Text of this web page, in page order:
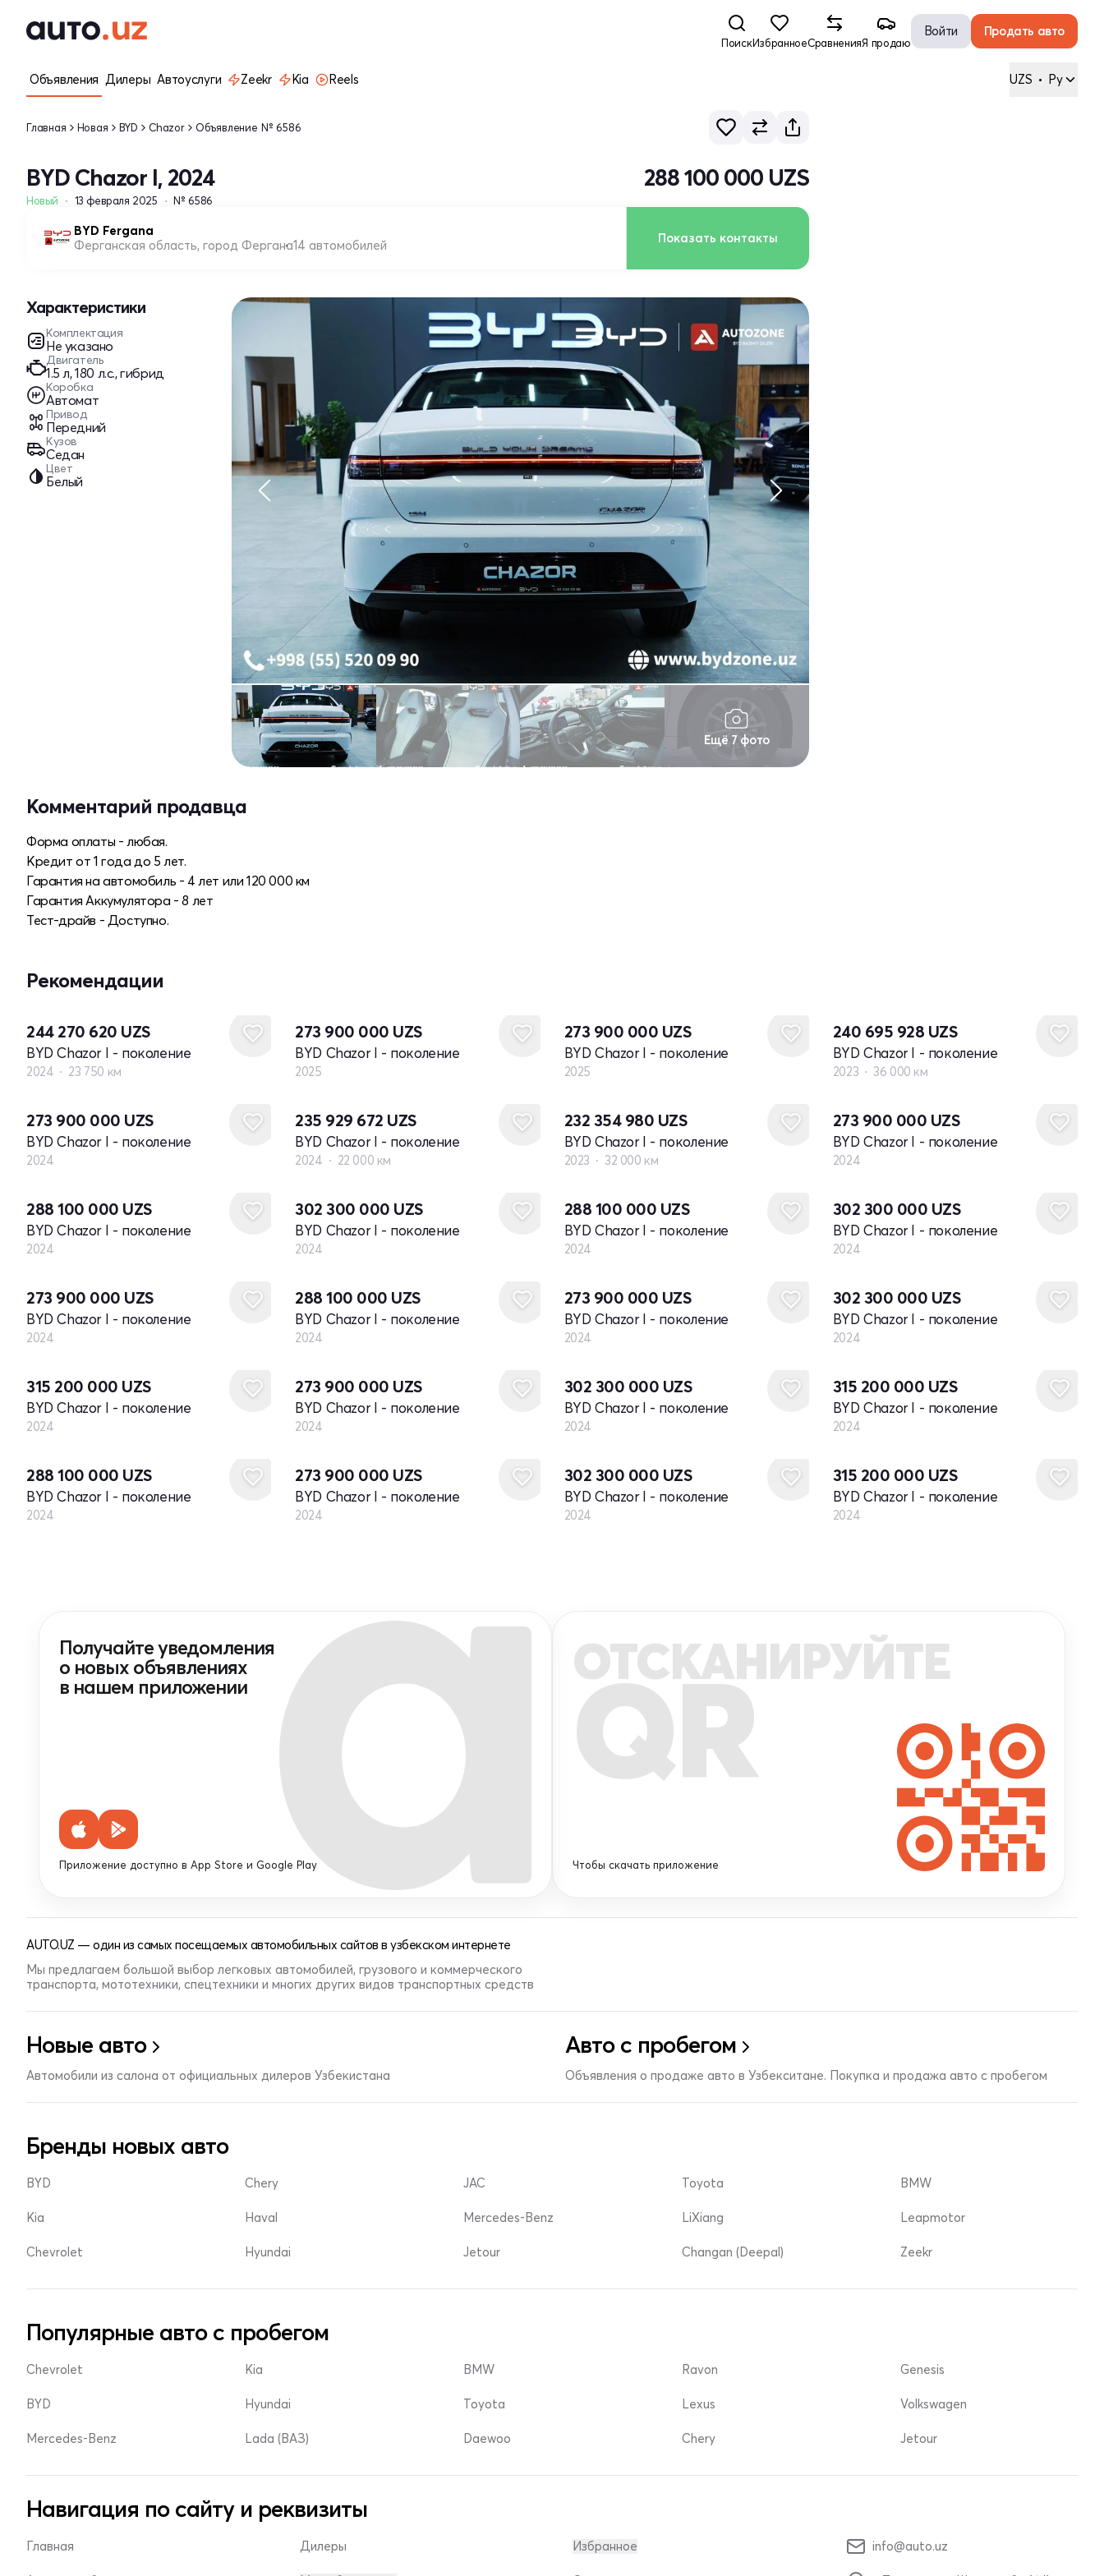
ПоискИзбранноеСравненияЯ продаю
Войти Продать авто
Объявления Дилеры Автоуслуги Zeekr Kia Reels UZS • Ру
Главная Новая BYD Chazor Объявление № 6586
BYD Chazor I, 2024
Новый 13 февраля 2025 № 6586
288 100 000 UZS
BYD Fergana
Ферганская область, город Фергана14 автомобилей Показать контакты
Характеристики
Комплектация
Не указано
Двигатель
1.5 л, 180 л.с., гибрид
Коробка
Автомат
Привод
Передний
Кузов
Седан
Цвет
Белый
Ещё 7 фото
Комментарий продавца
Форма оплаты - любая.
Кредит от 1 года до 5 лет.
Гарантия на автомобиль - 4 лет или 120 000 км
Гарантия Аккумулятора - 8 лет
Тест-драйв - Доступно.
Рекомендации
244 270 620 UZS
BYD Chazor I - поколение
2024 23 750 км
273 900 000 UZS
BYD Chazor I - поколение
2025
273 900 000 UZS
BYD Chazor I - поколение
2025
240 695 928 UZS
BYD Chazor I - поколение
2023 36 000 км
273 900 000 UZS
BYD Chazor I - поколение
2024
235 929 672 UZS
BYD Chazor I - поколение
2024 22 000 км
232 354 980 UZS
BYD Chazor I - поколение
2023 32 000 км
273 900 000 UZS
BYD Chazor I - поколение
2024
288 100 000 UZS
BYD Chazor I - поколение
2024
302 300 000 UZS
BYD Chazor I - поколение
2024
288 100 000 UZS
BYD Chazor I - поколение
2024
302 300 000 UZS
BYD Chazor I - поколение
2024
273 900 000 UZS
BYD Chazor I - поколение
2024
288 100 000 UZS
BYD Chazor I - поколение
2024
273 900 000 UZS
BYD Chazor I - поколение
2024
302 300 000 UZS
BYD Chazor I - поколение
2024
315 200 000 UZS
BYD Chazor I - поколение
2024
273 900 000 UZS
BYD Chazor I - поколение
2024
302 300 000 UZS
BYD Chazor I - поколение
2024
315 200 000 UZS
BYD Chazor I - поколение
2024
288 100 000 UZS
BYD Chazor I - поколение
2024
273 900 000 UZS
BYD Chazor I - поколение
2024
302 300 000 UZS
BYD Chazor I - поколение
2024
315 200 000 UZS
BYD Chazor I - поколение
2024
Получайте уведомления
о новых объявлениях
в нашем приложении
Приложение доступно в App Store и Google Play
ОТСКАНИРУЙТЕ
QR
Чтобы скачать приложение
AUTO.UZ — один из самых посещаемых автомобильных сайтов в узбекском интернете
Мы предлагаем большой выбор легковых автомобилей, грузового и коммерческого
транспорта, мототехники, спецтехники и многих других видов транспортных средств
Новые авто
Автомобили из салона от официальных дилеров Узбекистана
Авто с пробегом
Объявления о продаже авто в Узбекситане. Покупка и продажа авто с пробегом
Бренды новых авто
BYD
Kia
Chevrolet
Chery
Haval
Hyundai
JAC
Mercedes-Benz
Jetour
Toyota
LiXiang
Changan (Deepal)
BMW
Leapmotor
Zeekr
Популярные авто с пробегом
Chevrolet
BYD
Mercedes-Benz
Kia
Hyundai
Lada (ВАЗ)
BMW
Toyota
Daewoo
Ravon
Lexus
Chery
Genesis
Volkswagen
Jetour
Навигация по сайту и реквизиты
Главная Дилеры Избранное info@auto.uz